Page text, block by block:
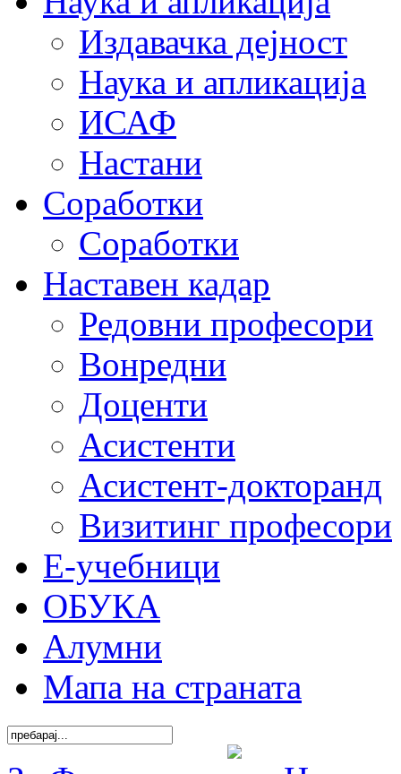
Издавачка дејност
Наука и апликација
ИСАФ
Настани
Соработки
Соработки
Наставен кадар
Редовни професори
Вонредни
Доценти
Асистенти
Асистент-докторанд
Визитинг професори
Е-учебници
ОБУКА
Алумни
Мапа на страната